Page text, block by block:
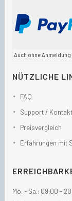
Auch ohne
NÜTZLICHE
FAQ
Support / Kontakt
Preisvergleich
Erfahrungen mit
Mo. - Sa.: 09:00 -